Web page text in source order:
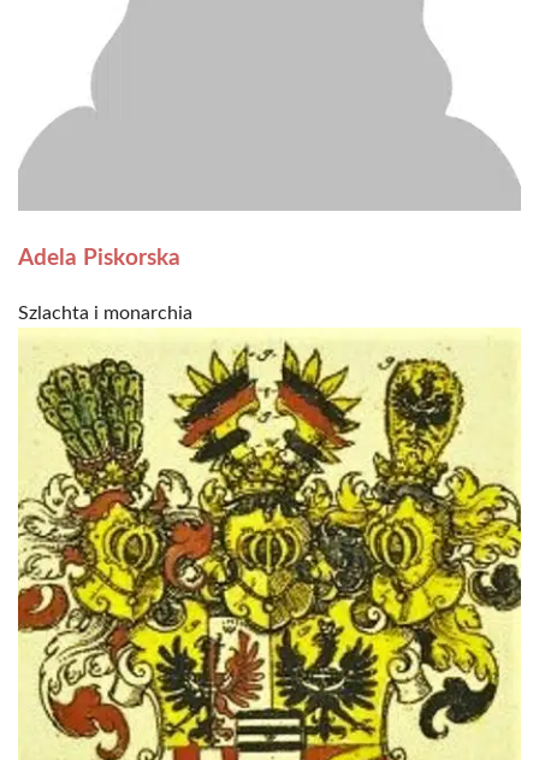
Adela Piskorska
Szlachta i monarchia